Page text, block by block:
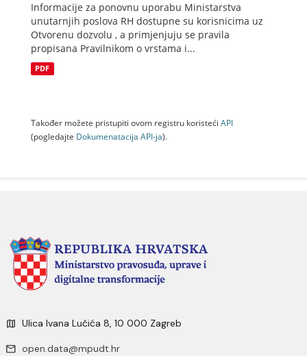
Informacije za ponovnu uporabu Ministarstva
unutarnjih poslova RH dostupne su korisnicima uz
Otvorenu dozvolu , a primjenjuju se pravila
propisana Pravilnikom o vrstama i...
PDF
Također možete pristupiti ovom registru koristeći API
(pogledajte Dokumenаtаcijа API-jа).